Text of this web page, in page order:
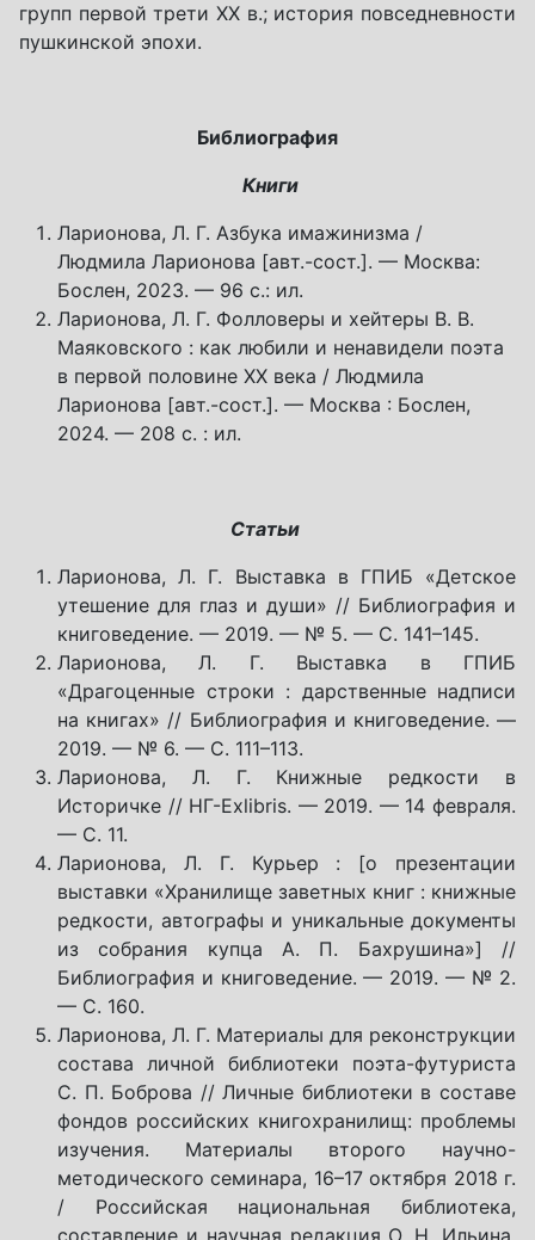
групп первой трети ХХ в.; история повседневности
пушкинской эпохи.
Библиография
Книги
Ларионова, Л. Г. Азбука имажинизма /
Людмила Ларионова [авт.-сост.]. — Москва:
Бослен, 2023. — 96 с.: ил.
Ларионова, Л. Г. Фолловеры и хейтеры В. В.
Маяковского : как любили и ненавидели поэта
в первой половине XX века / Людмила
Ларионова [авт.-сост.]. — Москва : Бослен,
2024. — 208 с. : ил.
Статьи
Ларионова, Л. Г. Выставка в ГПИБ «Детское
утешение для глаз и души» // Библиография и
книговедение. — 2019. — № 5. — С. 141–145.
Ларионова, Л. Г. Выставка в ГПИБ
«Драгоценные строки : дарственные надписи
на книгах» // Библиография и книговедение. —
2019. — № 6. — С. 111–113.
Ларионова, Л. Г. Книжные редкости в
Историчке // НГ-Exlibris. — 2019. — 14 февраля.
— С. 11.
Ларионова, Л. Г. Курьер : [о презентации
выставки «Хранилище заветных книг : книжные
редкости, автографы и уникальные документы
из собрания купца А. П. Бахрушина»] //
Библиография и книговедение. — 2019. — № 2.
— С. 160.
Ларионова, Л. Г. Материалы для реконструкции
состава личной библиотеки поэта-футуриста
С. П. Боброва // Личные библиотеки в составе
фондов российских книгохранилищ: проблемы
изучения. Материалы второго научно-
методического семинара, 16–17 октября 2018 г.
/ Российская национальная библиотека,
составление и научная редакция О. Н. Ильина.